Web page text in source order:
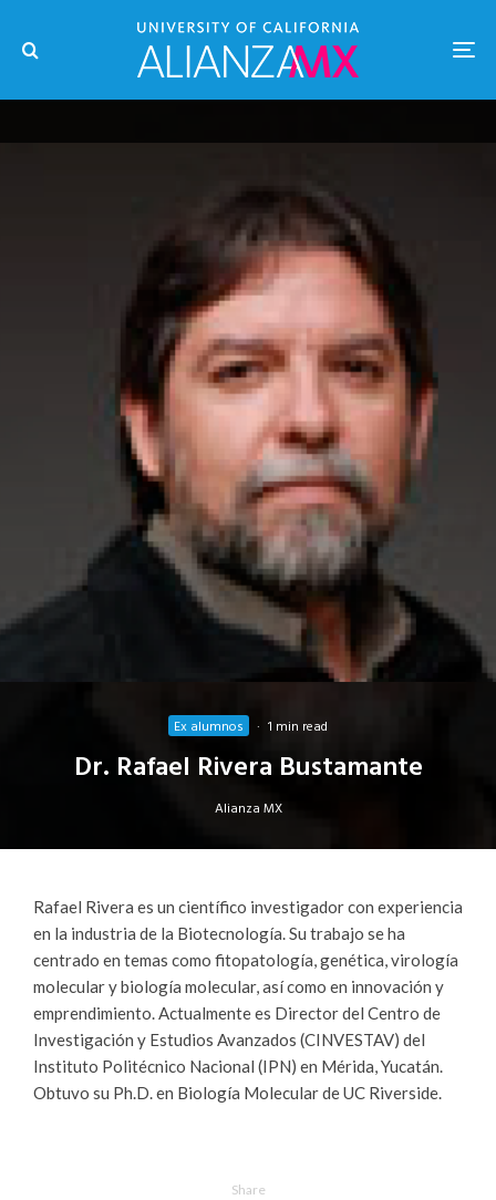
Ex alumnos · 1 min read
Dr. Rafael Rivera Bustamante
Alianza MX
Rafael Rivera es un científico investigador con experiencia
en la industria de la Biotecnología. Su trabajo se ha
centrado en temas como fitopatología, genética, virología
molecular y biología molecular, así como en innovación y
emprendimiento. Actualmente es Director del Centro de
Investigación y Estudios Avanzados (CINVESTAV) del
Instituto Politécnico Nacional (IPN) en Mérida, Yucatán.
Obtuvo su Ph.D. en Biología Molecular de UC Riverside.
Share